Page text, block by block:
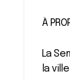
À
La
la